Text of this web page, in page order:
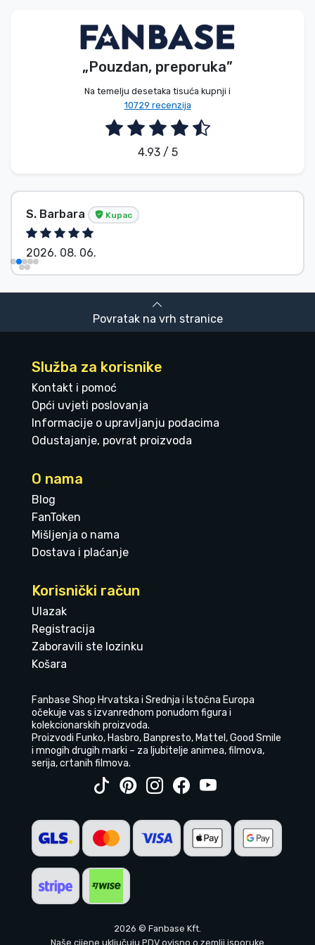
„Pouzdan, preporuka”
Na temelju desetaka tisuća kupnji i
10729 recenzija
4.93 / 5
S. Barbara Kupac
2026. 08. 06.
Povratak na vrh stranice
Služba za korisnike
Kontakt i pomoć
Opći uvjeti poslovanja
Informacije o upravljanju podacima
Odustajanje, povrat proizvoda
O nama
Blog
FanToken
Mišljenja o nama
Dostava i plaćanje
Korisnički račun
Ulazak
Registracija
Zaboravili ste lozinku
Košara
Fanbase Shop Hrvatska i Srednja i Istočna Europa
očekuje vas s izvanrednom ponudom figura i
kolekcionarskih proizvoda.
Proizvodi Funko, Hasbro, Banpresto, Mattel, Good Smile
i mnogih drugih marki – za ljubitelje animea, filmova,
serija, crtanih filmova.
2026 © Fanbase Kft.
Naše cijene uključuju PDV ovisno o zemlji isporuke